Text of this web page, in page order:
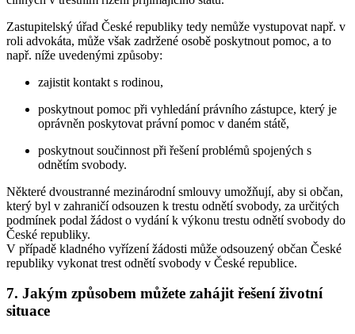
Zastupitelský úřad České republiky tedy nemůže vystupovat např. v
roli advokáta, může však zadržené osobě poskytnout pomoc, a to
např. níže uvedenými způsoby:
zajistit kontakt s rodinou,
poskytnout pomoc při vyhledání právního zástupce, který je
oprávněn poskytovat právní pomoc v daném státě,
poskytnout součinnost při řešení problémů spojených s
odnětím svobody.
Některé dvoustranné mezinárodní smlouvy umožňují, aby si občan,
který byl v zahraničí odsouzen k trestu odnětí svobody, za určitých
podmínek podal žádost o vydání k výkonu trestu odnětí svobody do
České republiky.
V případě kladného vyřízení žádosti může odsouzený občan České
republiky vykonat trest odnětí svobody v České republice.
7. Jakým způsobem můžete zahájit řešení životní
situace